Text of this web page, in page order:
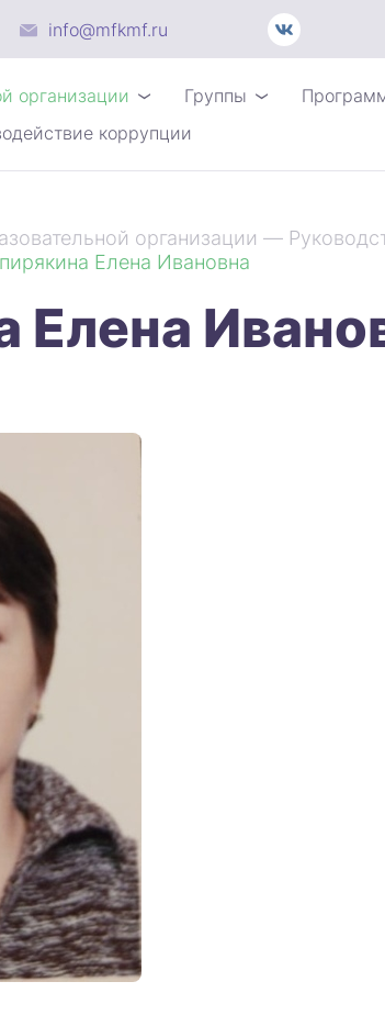
info@mfkmf.ru
организации Группы
коррупции
организации —
Елена Ивановна
Елена